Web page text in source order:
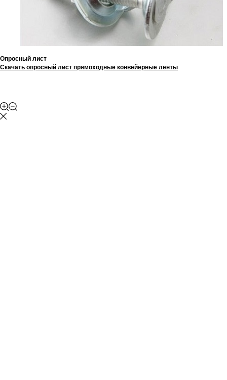
Опросный лист
Скачать опросный лист прямоходные конвейерные ленты